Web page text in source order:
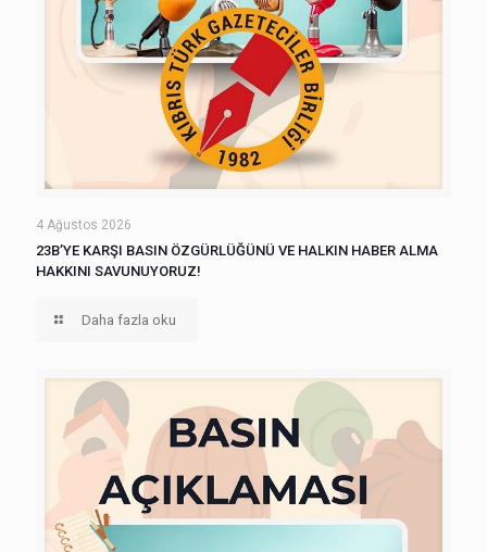
4 Ağustos 2026
23B’YE KARŞI BASIN ÖZGÜRLÜĞÜNÜ VE HALKIN HABER ALMA
HAKKINI SAVUNUYORUZ!
Daha fazla oku